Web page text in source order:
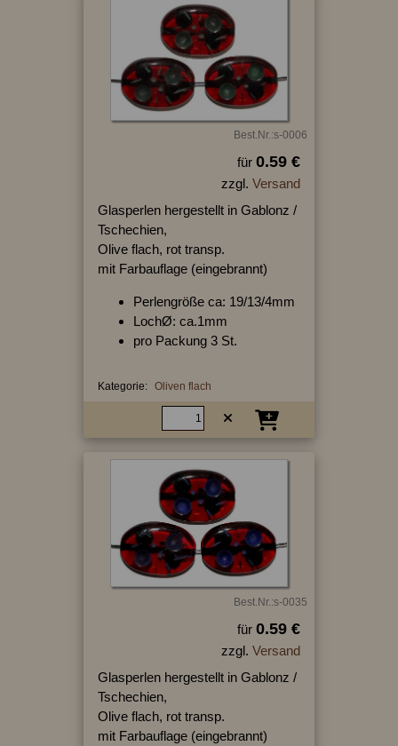
Best.Nr.:s-0006
für 0.59 €
zzgl. Versand
Glasperlen hergestellt in Gablonz /
Tschechien,
Olive flach, rot transp.
mit Farbauflage (eingebrannt)
Perlengröße ca: 19/13/4mm
LochØ: ca.1mm
pro Packung 3 St.
Kategorie: Oliven flach
Best.Nr.:s-0035
für 0.59 €
zzgl. Versand
Glasperlen hergestellt in Gablonz /
Tschechien,
Olive flach, rot transp.
mit Farbauflage (eingebrannt)